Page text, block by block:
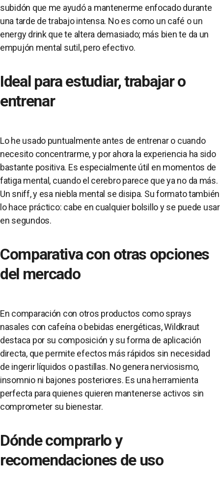
subidón que me ayudó a mantenerme enfocado durante
una tarde de trabajo intensa. No es como un café o un
energy drink que te altera demasiado; más bien te da un
empujón mental sutil, pero efectivo.
Ideal para estudiar, trabajar o
entrenar
Lo he usado puntualmente antes de entrenar o cuando
necesito concentrarme, y por ahora la experiencia ha sido
bastante positiva. Es especialmente útil en momentos de
fatiga mental, cuando el cerebro parece que ya no da más.
Un sniff, y esa niebla mental se disipa. Su formato también
lo hace práctico: cabe en cualquier bolsillo y se puede usar
en segundos.
Comparativa con otras opciones
del mercado
En comparación con otros productos como sprays
nasales con cafeína o bebidas energéticas, Wildkraut
destaca por su composición y su forma de aplicación
directa, que permite efectos más rápidos sin necesidad
de ingerir líquidos o pastillas. No genera nerviosismo,
insomnio ni bajones posteriores. Es una herramienta
perfecta para quienes quieren mantenerse activos sin
comprometer su bienestar.
Dónde comprarlo y
recomendaciones de uso